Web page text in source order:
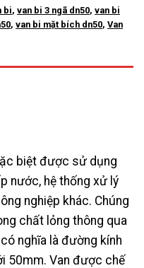
bi, van bi 3 ngã dn50, van bi
, van bi mặt bích dn50, Van
biệt được sử dụng
nước, hệ thống xử lý
nghiệp khác. Chúng
chất lỏng thông qua
nghĩa là đường kính
50mm. Van được chế